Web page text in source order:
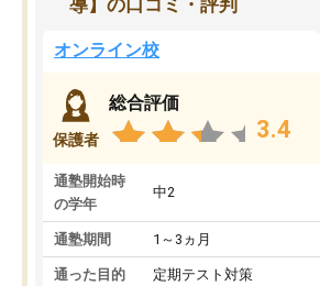
導】の口コミ・評判
オンライン校
保護者
総合評価
3.4
通塾開始時
の学年
中2
通塾期間 1～3ヵ月
通った目的 定期テスト対策